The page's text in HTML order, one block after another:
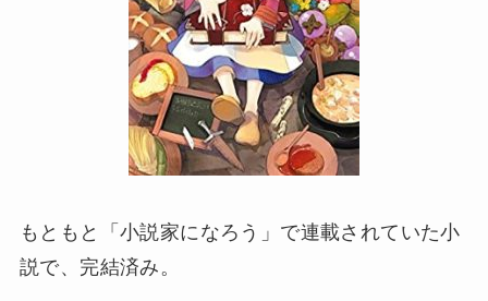
もともと「小説家になろう」で連載されていた小
説で、完結済み。